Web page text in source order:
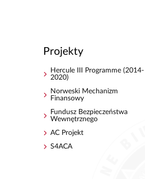
Projekty
Hercule III Programme (2014-
2020)
Norweski Mechanizm
Finansowy
Fundusz Bezpieczeństwa
Wewnętrznego
AC Projekt
S4ACA